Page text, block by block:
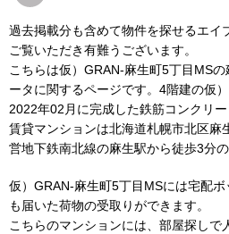
過去掲載分も含めて物件を探せるエイ
ご覧いただき有難うございます。
こちらは仮）GRAN-麻生町5丁目MS
ータに関するページです。4階建の仮
2022年02月に完成した鉄筋コンクリ
賃貸マンションは北海道札幌市北区麻
営地下鉄南北線の麻生駅から徒歩3分の
仮）GRAN-麻生町5丁目MSには宅配
も届いた荷物の受取りができます。
こちらのマンションには、部屋探しで